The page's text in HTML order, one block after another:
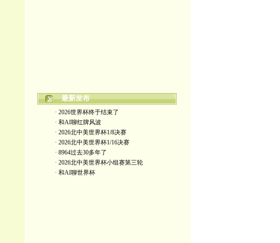
最新发布
· 2026世界杯终于结束了
· 和AI聊红牌风波
· 2026北中美世界杯1/8决赛
· 2026北中美世界杯1/16决赛
· 8964过去30多年了
· 2026北中美世界杯小组赛第三轮
· 和AI聊世界杯